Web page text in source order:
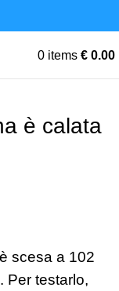
0 items € 0.00
è calata
scesa a 102
Per testarlo,